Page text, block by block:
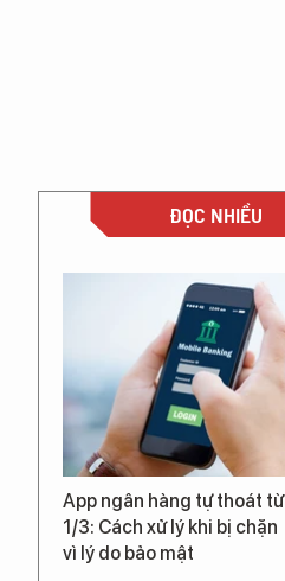
ĐỌC NHIỀU
App ngân hàng tự thoát từ
1/3: Cách xử lý khi bị chặn
vì lý do bảo mật